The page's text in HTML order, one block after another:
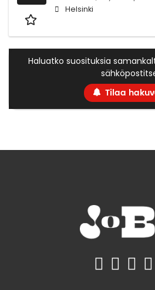
Helsinki
Haluatko suosituksia
Tilaa